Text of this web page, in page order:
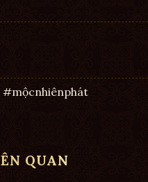
QUAN